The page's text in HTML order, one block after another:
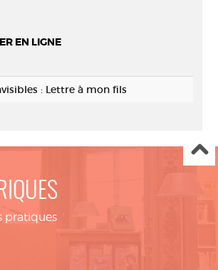
EN LIGNE
: Lettre à mon fils
pratiques